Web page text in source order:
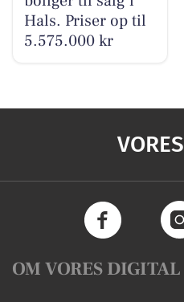
Hals. Priser op til
5.575.000 kr
VORES
OM VORES DIGITAL